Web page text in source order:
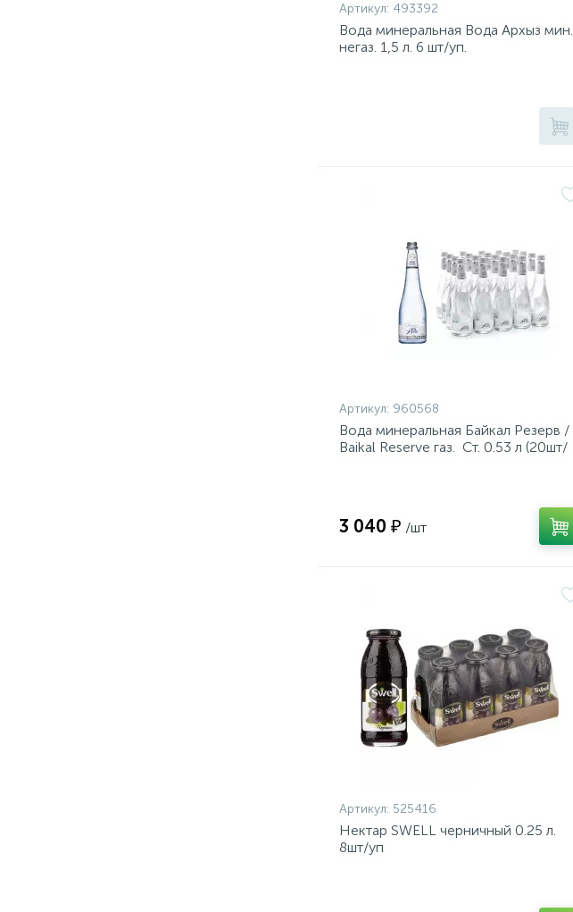
Артикул: 493392
Вода минеральная Вода Архыз мин.
негаз. 1,5 л. 6 шт/уп.
Артикул: 960568
Вода минеральная Байкал Резерв /
Baikal Reserve газ. Ст. 0.53 л (20шт/
3 040 ₽ /шт
Артикул: 525416
Нектар SWELL черничный 0.25 л.
8шт/уп